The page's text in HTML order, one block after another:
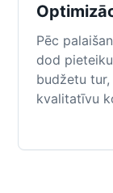
Pēc
dod
budžetu
kvalitatīvu